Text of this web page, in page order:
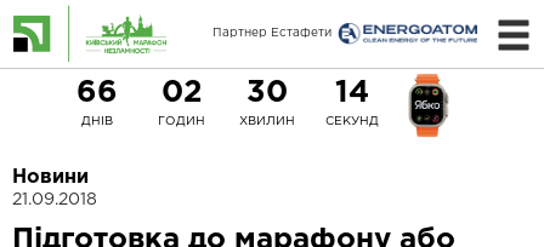
Партнер Естафети
66
ДНІВ
02
ГОДИН
30
ХВИЛИН
13
СЕКУНД
Новини
21.09.2018
Підготовка до марафону або